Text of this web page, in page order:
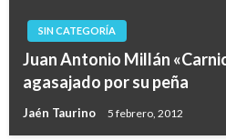
SIN CATEGORÍA
Juan Antonio Millán
agasajado por su peña
Jaén Taurino 5 febrero, 2012